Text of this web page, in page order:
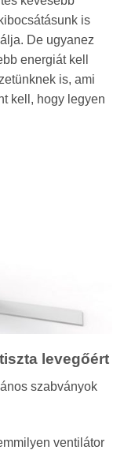
is
De ugyanez
energiát kell
is, ami
kell, hogy legyen
levegőért
szabványok
ventilátor